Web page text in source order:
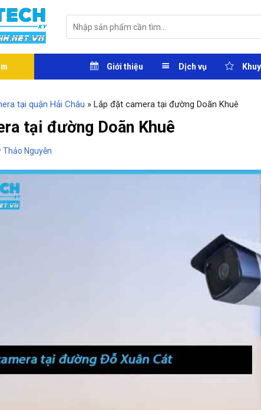
kiếm:
Giới thiệu Dịch vụ
tại quận Hải Châu » Lắp đặt camera tại đường Doãn Khuê
tại đường Doãn Khuê
Thảo Nguyễn